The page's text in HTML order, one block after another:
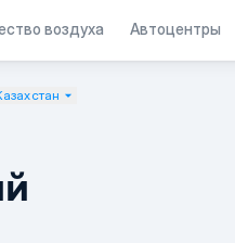
воздуха Автоцентры